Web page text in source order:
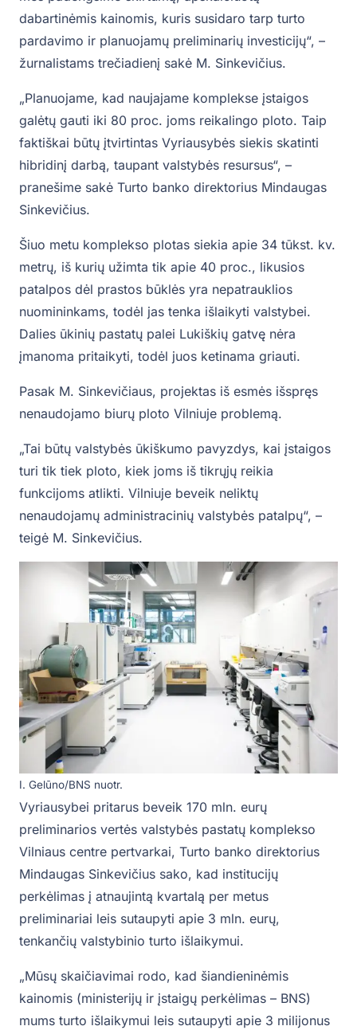
dabartinėmis kainomis, kuris susidaro tarp turto
pardavimo ir planuojamų preliminarių investicijų“, –
žurnalistams trečiadienį sakė M. Sinkevičius.
„Planuojame, kad naujajame komplekse įstaigos
galėtų gauti iki 80 proc. joms reikalingo ploto. Taip
faktiškai būtų įtvirtintas Vyriausybės siekis skatinti
hibridinį darbą, taupant valstybės resursus“, –
pranešime sakė Turto banko direktorius Mindaugas
Sinkevičius.
Šiuo metu komplekso plotas siekia apie 34 tūkst. kv.
metrų, iš kurių užimta tik apie 40 proc., likusios
patalpos dėl prastos būklės yra nepatrauklios
nuomininkams, todėl jas tenka išlaikyti valstybei.
Dalies ūkinių pastatų palei Lukiškių gatvę nėra
įmanoma pritaikyti, todėl juos ketinama griauti.
Pasak M. Sinkevičiaus, projektas iš esmės išspręs
nenaudojamo biurų ploto Vilniuje problemą.
„Tai būtų valstybės ūkiškumo pavyzdys, kai įstaigos
turi tik tiek ploto, kiek joms iš tikrųjų reikia
funkcijoms atlikti. Vilniuje beveik neliktų
nenaudojamų administracinių valstybės patalpų“, –
teigė M. Sinkevičius.
I. Gelūno/BNS nuotr.
Vyriausybei pritarus beveik 170 mln. eurų
preliminarios vertės valstybės pastatų komplekso
Vilniaus centre pertvarkai, Turto banko direktorius
Mindaugas Sinkevičius sako, kad institucijų
perkėlimas į atnaujintą kvartalą per metus
preliminariai leis sutaupyti apie 3 mln. eurų,
tenkančių valstybinio turto išlaikymui.
„Mūsų skaičiavimai rodo, kad šiandieninėmis
kainomis (ministerijų ir įstaigų perkėlimas – BNS)
mums turto išlaikymui leis sutaupyti apie 3 milijonus